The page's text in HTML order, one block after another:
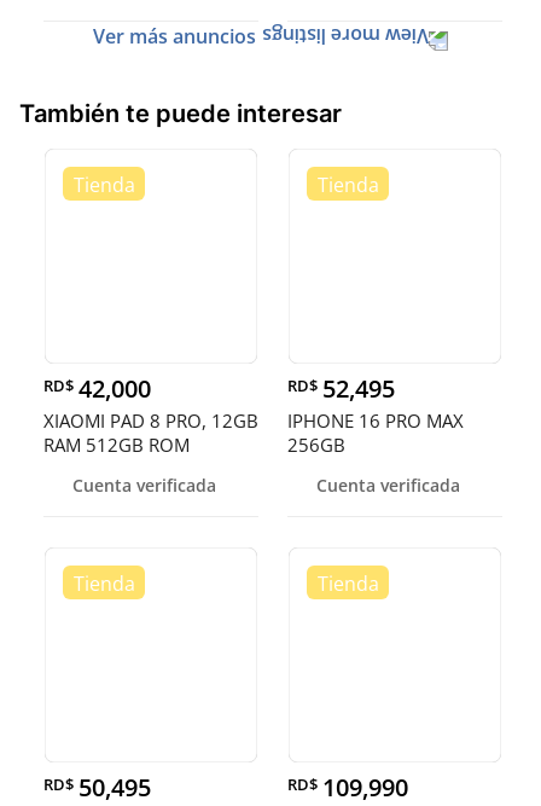
Ver más anuncios
También te puede interesar
RD$ 42,000
XIAOMI PAD 8 PRO, 12GB
RAM 512GB ROM
Cuenta verificada
RD$ 52,495
IPHONE 16 PRO MAX
256GB
FABCuenta verificada
RD$ 50,495 RD$ 109,990